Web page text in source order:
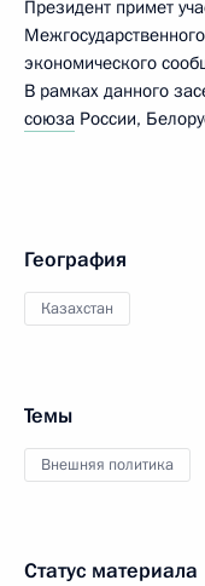
Президент примет
экономического
В рамках данного
союза России,
География
Казахстан
Темы
Внешняя политика
Статус материала